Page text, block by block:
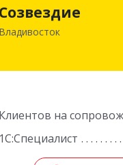
Созвездие
Владивосток
Клиентов на
1С:Специалист
Владивосток г,